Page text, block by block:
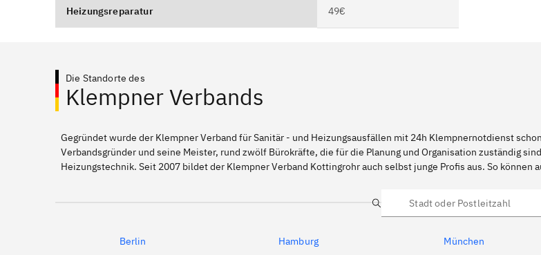
Heizungsreparatur 49€
Die Standorte des
Klempner Verbands
Gegründet wurde der Klempner Verband für Sanitär - und Heizungsausfällen mit 24h Klempnernotdienst
Verbandsgründer und seine Meister, rund zwölf Bürokräfte, die für die Planung und Organisation zuständig
Heizungstechnik. Seit 2007 bildet der Klempner Verband Kottingrohr auch selbst junge Profis aus. So
Suche
Berlin Hamburg München